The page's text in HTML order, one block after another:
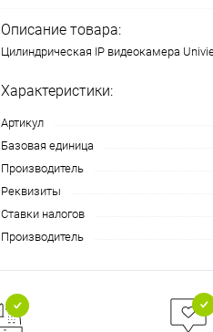
Описание товара:
Цилиндрическая IP видеокамера
Характеристики:
Артикул
Базовая единица
Производитель
Реквизиты
Ставки налогов
Производитель